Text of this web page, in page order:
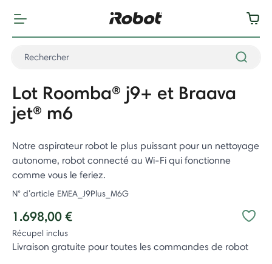
Lot Roomba® j9+ et Braava
jet® m6
Notre aspirateur robot le plus puissant pour un nettoyage
autonome, robot connecté au Wi-Fi qui fonctionne
comme vous le feriez.
N° d’article EMEA_J9Plus_M6G
1.698,00 €
Récupel inclus
Livraison gratuite pour toutes les commandes de robot